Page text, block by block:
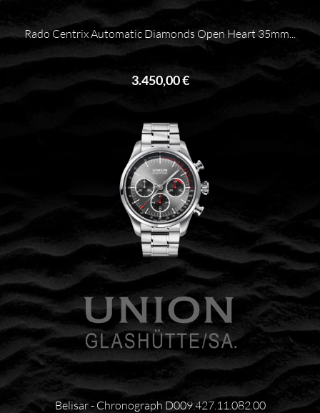
Rado Centrix Automatic Diamonds Open Heart 35mm...
3.450,00 €
Belisar - Chronograph D009.427.11.082.00